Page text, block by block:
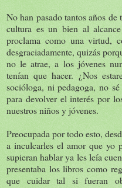
No han pasado tantos años de
cultura es un bien al
proclama como una virtud,
desgraciadamente, quizás
no le atrae, a los jóvenes
tenían que hacer. ¿Nos
socióloga, ni pedagoga, no
para devolver el interés por
nuestros niños y jóvenes.
Preocupada por todo esto,
a inculcarles el amor que yo
supieran hablar ya les leía
presentaba los libros como
que cuidar tal si fueran